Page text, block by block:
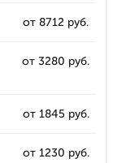
от 8712 руб.
от 3280 руб.
от 1845 руб.
от 1230 руб.